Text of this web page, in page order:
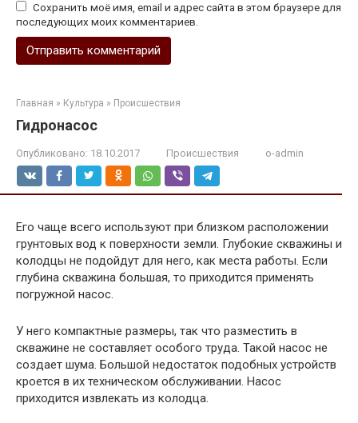
Сохранить моё имя, email и адрес сайта в этом браузере для
последующих моих комментариев.
Главная » Культура » Происшествия
Гидронасос
Опубликовано: 18.10.2017 Происшествия o-admin
Его чаще всего используют при близком расположении
грунтовых вод к поверхности земли. Глубокие скважины и
колодцы не подойдут для него, как места работы. Если
глубина скважина большая, то приходится применять
погружной насос.
У него компактные размеры, так что разместить в
скважине не составляет особого труда. Такой насос не
создает шума. Большой недостаток подобных устройств
кроется в их техническом обслуживании. Насос
приходится извлекать из колодца.